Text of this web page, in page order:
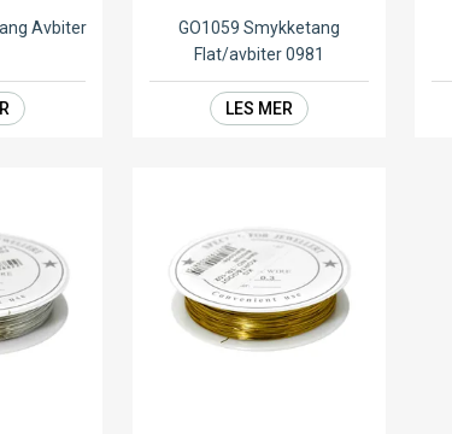
Avbiter
GO1059 Smykketang
Flat/avbiter 0981
LES MER